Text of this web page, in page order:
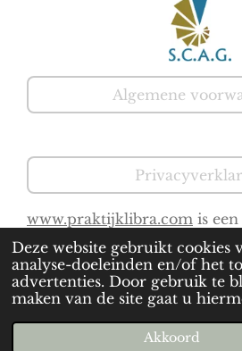
Deze website gebruikt cookies
analyse-doeleinden en/of het
advertenties. Door gebruik te
maken van de site gaat u
Akkoord
Algemene
www.praktijklibra.com is
www.pdstherapiebrabant.nl
© Praktijk Libra
Telefoonnummer